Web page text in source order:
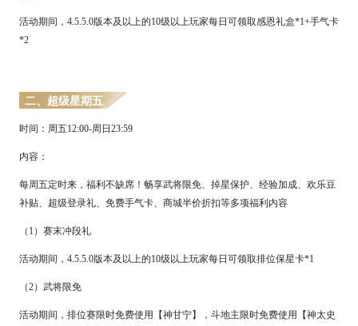
活动期间， 4. 5.5.0版本及以上的10级以上玩家每日可领取感恩礼盒*1+手气卡
*2
二、 超级星期五
时间： 周五12:00-周日 23:59
内容：
每周五定时来，福利不缺席！畅享武将限免、掉星保护、经验加成、欢乐豆
补贴、超级登录礼、免费手气卡、商城半价折扣等多项福利内容
（ 1）赛末冲段礼
活动期间， 4.5.5.0版本及以上的10级以上玩家每日可领取排位保星卡*1
（2）武将限免
活动期间，排位赛限时免费使用【神甘宁】，斗地主限时免费使用【神太史